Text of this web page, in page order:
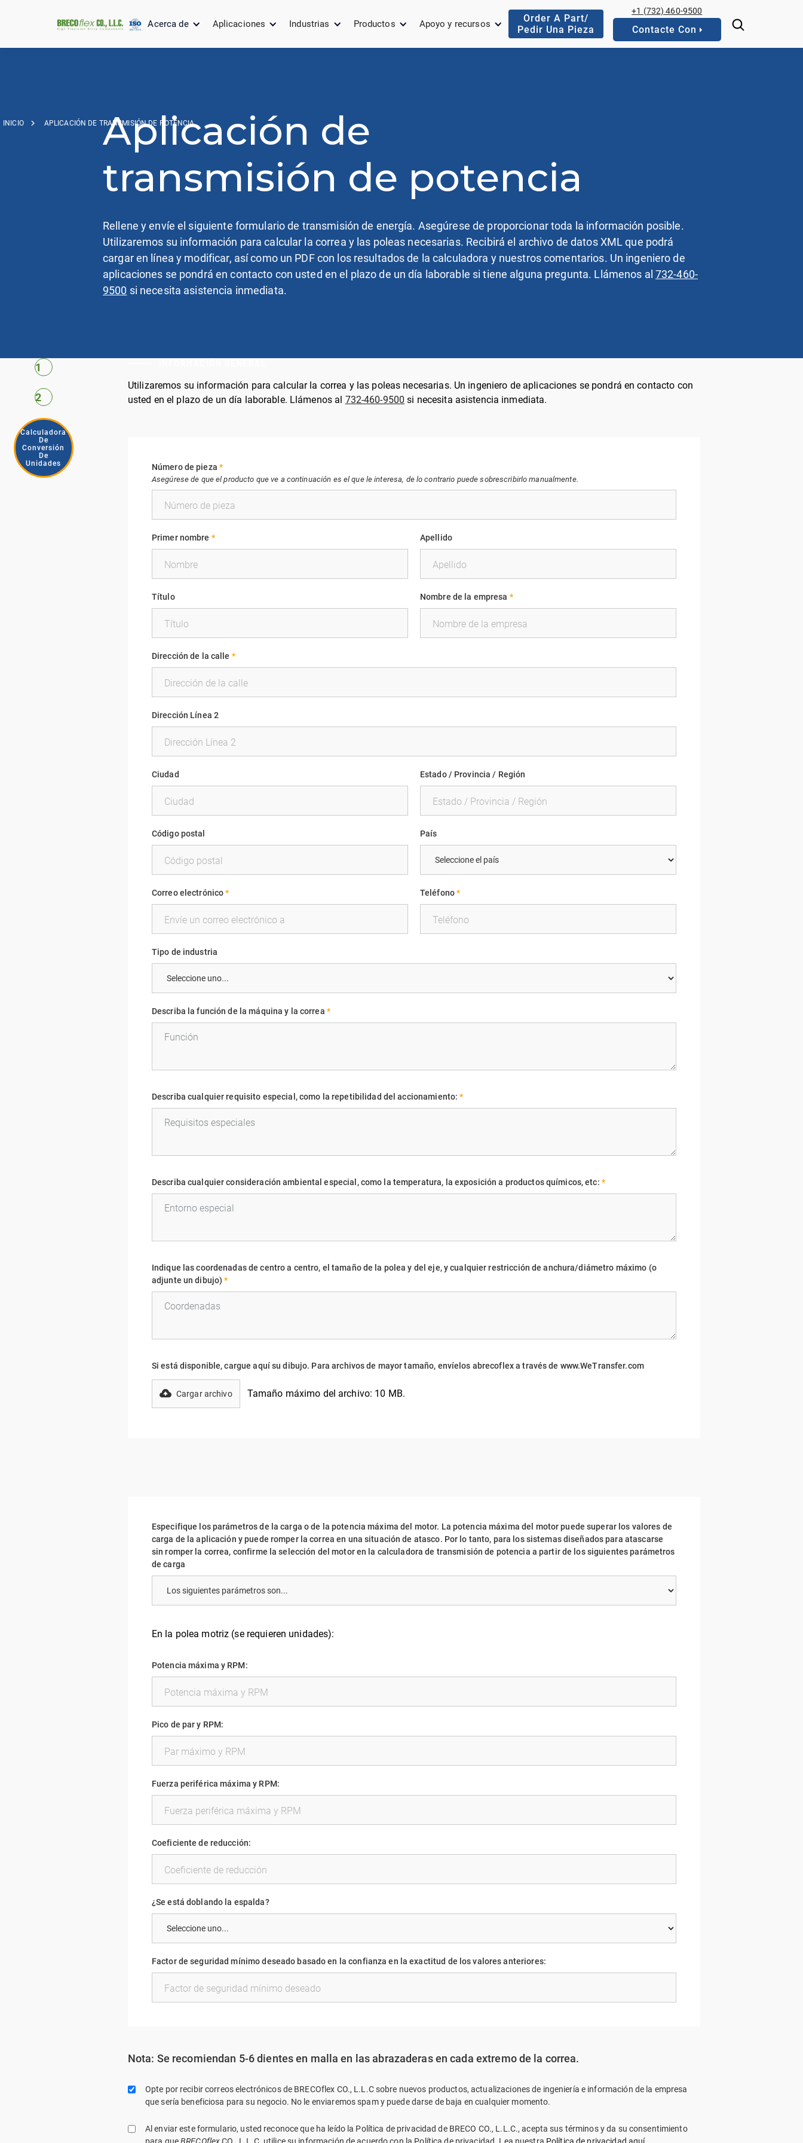
Acerca de Aplicaciones Industrias Productos Apoyo y recursos
Order A Part/
Pedir Una Pieza
+1 (732) 460-9500
Contacte Con
INICIO APLICACIÓN DE TRANSMISIÓN DE POTENCIA
Aplicación de
transmisión de potencia
Rellene y envíe el siguiente formulario de transmisión de energía. Asegúrese de proporcionar toda la información posible.
Utilizaremos su información para calcular la correa y las poleas necesarias. Recibirá el archivo de datos XML que podrá
cargar en línea y modificar, así como un PDF con los resultados de la calculadora y nuestros comentarios. Un ingeniero de
aplicaciones se pondrá en contacto con usted en el plazo de un día laborable si tiene alguna pregunta. Llámenos al 732-460-
9500 si necesita asistencia inmediata.
1
2
Calculadora
De
Conversión
De
Unidades
Utilizaremos su información para calcular la correa y las poleas necesarias. Un ingeniero de aplicaciones se pondrá en contacto con
usted en el plazo de un día laborable. Llámenos al 732-460-9500 si necesita asistencia inmediata.
Número de pieza *
Asegúrese de que el producto que ve a continuación es el que le interesa, de lo contrario puede sobrescribirlo manualmente.
Primer nombre * Apellido
Título Nombre de la empresa *
Dirección de la calle *
Dirección Línea 2
Ciudad Estado / Provincia / Región
Código postal País
Correo electrónico * Teléfono*
Tipo de industria
Describa la función de la máquina y la correa *
Describa cualquier requisito especial, como la repetibilidad del accionamiento: *
Describa cualquier consideración ambiental especial, como la temperatura, la exposición a productos químicos, etc: *
Indique las coordenadas de centro a centro, el tamaño de la polea y del eje, y cualquier restricción de anchura/diámetro máximo (o
adjunte un dibujo) *
Si está disponible, cargue aquí su dibujo. Para archivos de mayor tamaño, envíelos abrecoflex a través de www.WeTransfer.com
Cargar archivo Tamaño máximo del archivo: 10 MB.
Especifique los parámetros de la carga o de la potencia máxima del motor. La potencia máxima del motor puede superar los valores de
carga de la aplicación y puede romper la correa en una situación de atasco. Por lo tanto, para los sistemas diseñados para atascarse
sin romper la correa, confirme la selección del motor en la calculadora de transmisión de potencia a partir de los siguientes parámetros
de carga
En la polea motriz (se requieren unidades):
Potencia máxima y RPM:
Pico de par y RPM:
Fuerza periférica máxima y RPM:
Coeficiente de reducción:
¿Se está doblando la espalda?
Factor de seguridad mínimo deseado basado en la confianza en la exactitud de los valores anteriores:
Nota: Se recomiendan 5-6 dientes en malla en las abrazaderas en cada extremo de la correa.
Opte por recibir correos electrónicos de BRECOflex CO., L.L.C sobre nuevos productos, actualizaciones de ingeniería e información de la empresa
que sería beneficiosa para su negocio. No le enviaremos spam y puede darse de baja en cualquier momento.
Al enviar este formulario, usted reconoce que ha leído la Política de privacidad de BRECO CO., L.L.C., acepta sus términos y da su consentimiento